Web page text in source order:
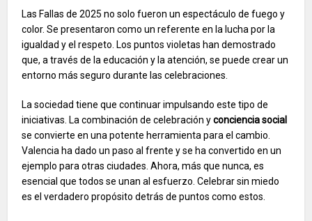
Las Fallas de 2025 no solo fueron un espectáculo de fuego y
color. Se presentaron como un referente en la lucha por la
igualdad y el respeto. Los puntos violetas han demostrado
que, a través de la educación y la atención, se puede crear un
entorno más seguro durante las celebraciones.
La sociedad tiene que continuar impulsando este tipo de
iniciativas. La combinación de celebración yconciencia social
se convierte en una potente herramienta para el cambio.
Valencia ha dado un paso al frente y se ha convertido en un
ejemplo para otras ciudades. Ahora, más que nunca, es
esencial que todos se unan al esfuerzo. Celebrar sin miedo
es el verdadero propósito detrás de puntos como estos.